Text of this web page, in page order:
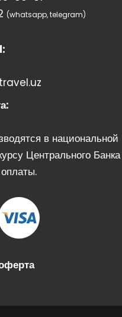
(whatsapp, telegram)
в национальной
Центрального Банка